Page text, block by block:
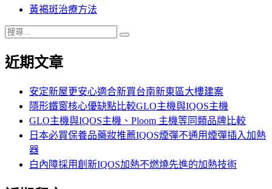
黃褐斑治療方法
搜
關
近期文章
安定新屋更安心適合新買台南新東區大樓建案
隱形鐵窗核心優缺點比較GLO主機與IQOS主機
GLO主機與IQOS主機、Ploom 主機等同類品牌比較
日本必買保養品藥妝推薦IQOS煙彈不通用煙彈插入加熱
器
白內障採用創新IQOS加熱不燃燒先進的加熱技術